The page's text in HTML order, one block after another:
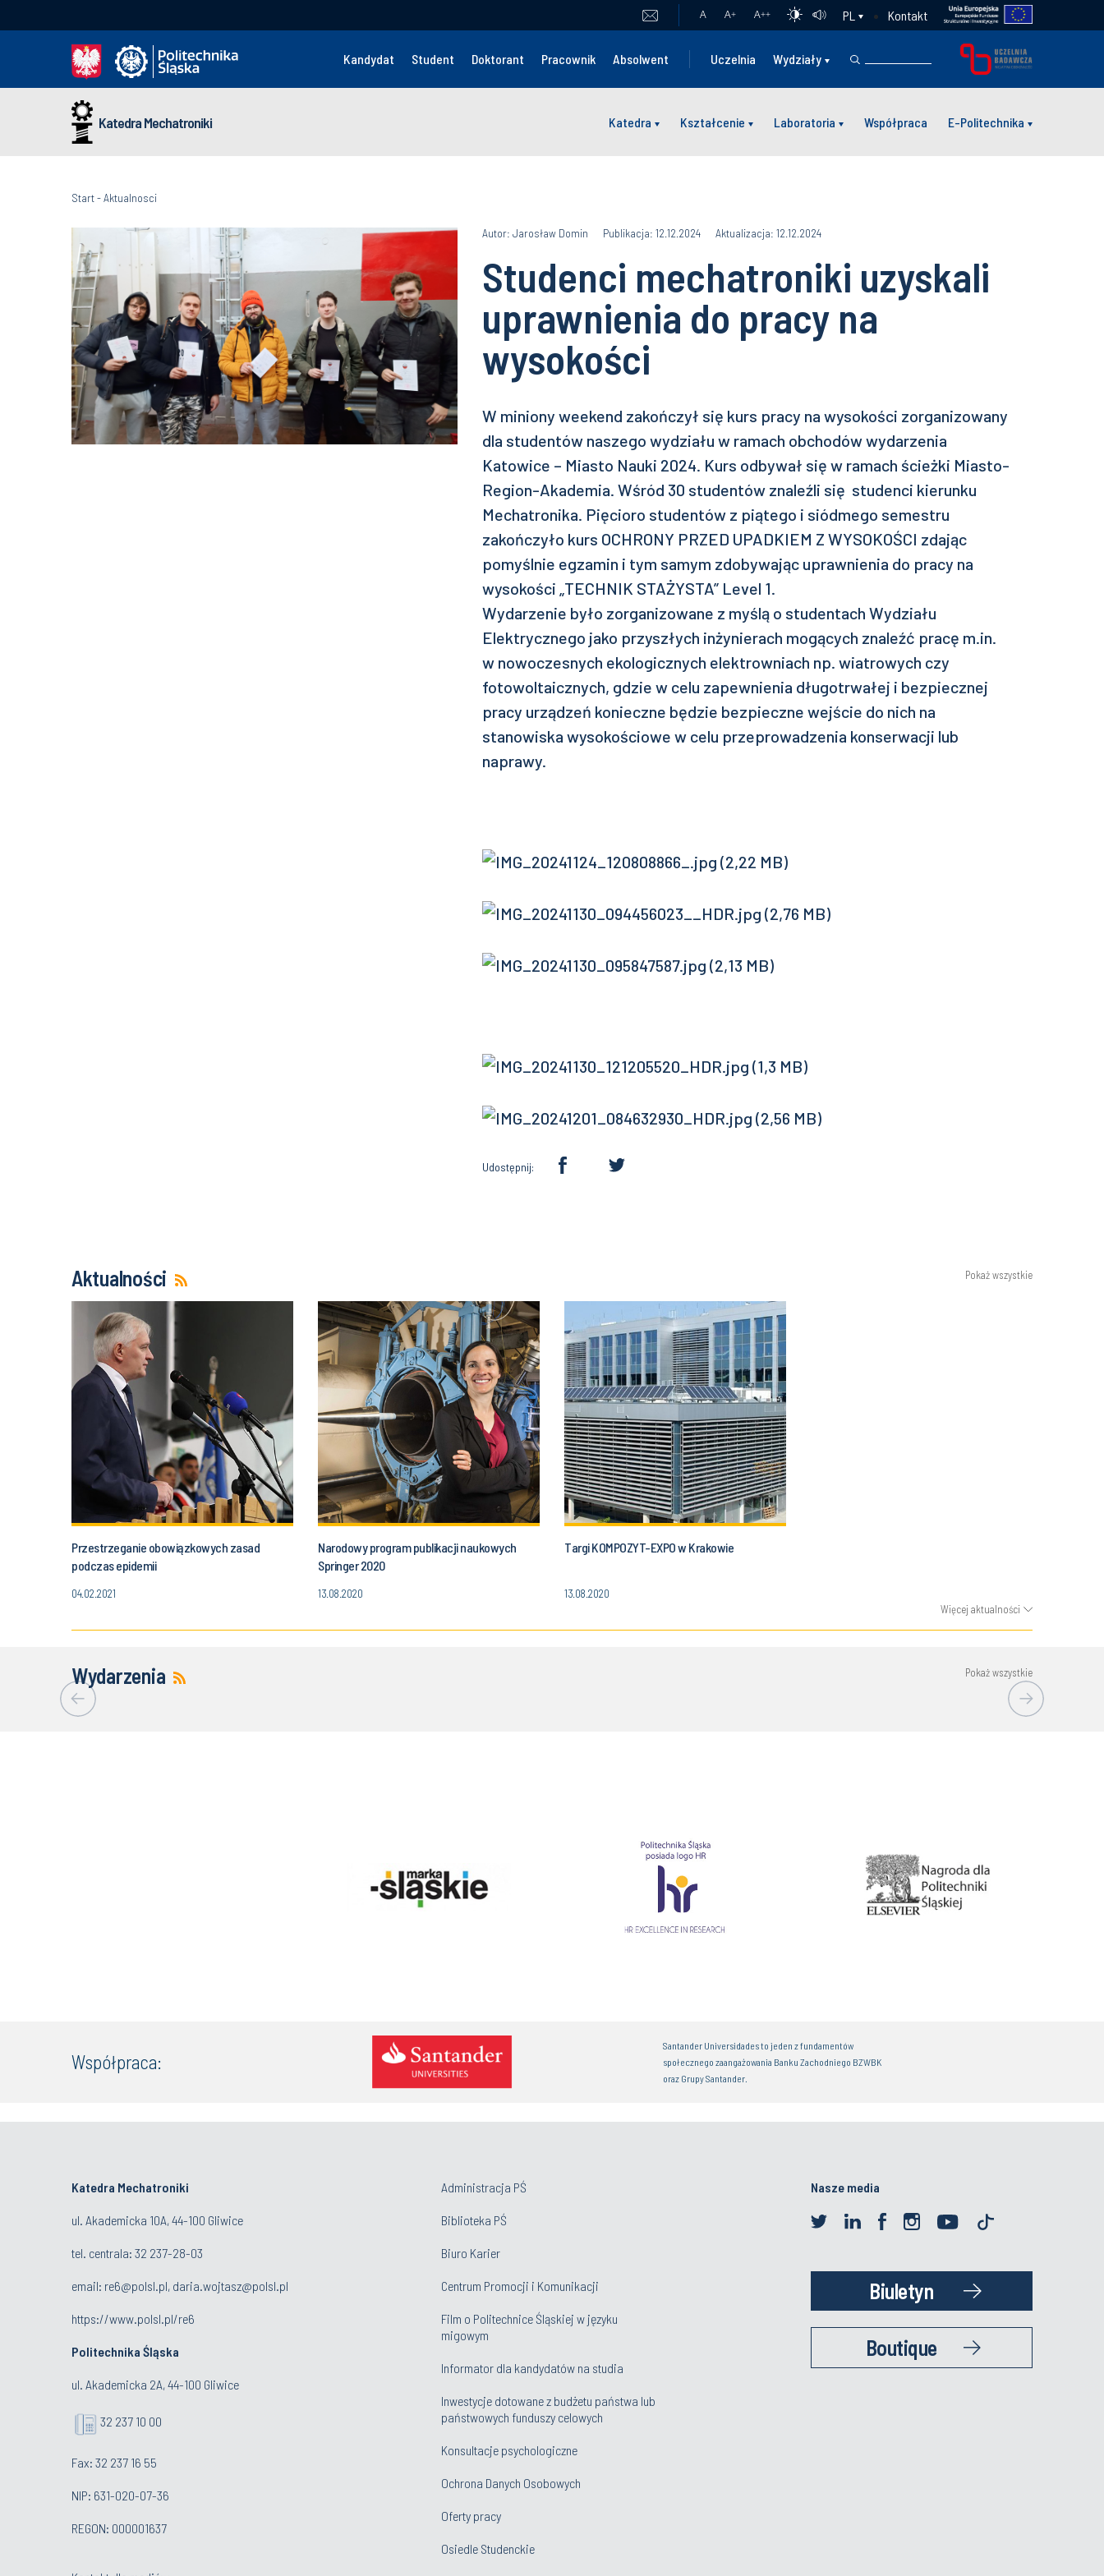
A A+ A++ PL Kontakt
Kandydat Student Doktorant Pracownik Absolwent Uczelnia Wydziały
Katedra Mechatroniki Katedra Kształcenie Laboratoria Współpraca E-Politechnika
Start-Aktualnosci
Autor: Jarosław Domin Publikacja: 12.12.2024 Aktualizacja: 12.12.2024
Studenci mechatroniki uzyskali
uprawnienia do pracy na
wysokości
W miniony weekend zakończył się kurs pracy na wysokości zorganizowany
dla studentów naszego wydziału w ramach obchodów wydarzenia
Katowice – Miasto Nauki 2024. Kurs odbywał się w ramach ścieżki Miasto-
Region-Akademia. Wśród 30 studentów znaleźli się studenci kierunku
Mechatronika. Pięcioro studentów z piątego i siódmego semestru
zakończyło kurs OCHRONY PRZED UPADKIEM Z WYSOKOŚCI zdając
pomyślnie egzamin i tym samym zdobywając uprawnienia do pracy na
wysokości „TECHNIK STAŻYSTA” Level 1.
Wydarzenie było zorganizowane z myślą o studentach Wydziału
Elektrycznego jako przyszłych inżynierach mogących znaleźć pracę m.in.
w nowoczesnych ekologicznych elektrowniach np. wiatrowych czy
fotowoltaicznych, gdzie w celu zapewnienia długotrwałej i bezpiecznej
pracy urządzeń konieczne będzie bezpieczne wejście do nich na
stanowiska wysokościowe w celu przeprowadzenia konserwacji lub
naprawy.
Udostępnij:
Aktualności Pokaż wszystkie
Przestrzeganie obowiązkowych zasad
podczas epidemii
04.02.2021
Narodowy program publikacji naukowych
Springer 2020
13.08.2020
Targi KOMPOZYT-EXPO w Krakowie
13.08.2020
Więcej aktualności
Wydarzenia Pokaż wszystkie
Współpraca:
Santander Universidades to jeden z fundamentów
społecznego zaangażowania Banku Zachodniego BZWBK
oraz Grupy Santander.
Katedra Mechatroniki
ul. Akademicka 10A, 44-100 Gliwice
tel. centrala: 32 237-28-03
email: re6@polsl.pl, daria.wojtasz@polsl.pl
https://www.polsl.pl/re6
Politechnika Śląska
ul. Akademicka 2A, 44-100 Gliwice
32 237 10 00
Fax: 32 237 16 55
NIP: 631-020-07-36
REGON: 000001637
Administracja PŚ
Biblioteka PŚ
Biuro Karier
Centrum Promocji i Komunikacji
Film o Politechnice Śląskiej w języku
migowym
Informator dla kandydatów na studia
Inwestycje dotowane z budżetu państwa lub
państwowych funduszy celowych
Konsultacje psychologiczne
Ochrona Danych Osobowych
Oferty pracy
Osiedle Studenckie
Nasze media
Biuletyn
Boutique